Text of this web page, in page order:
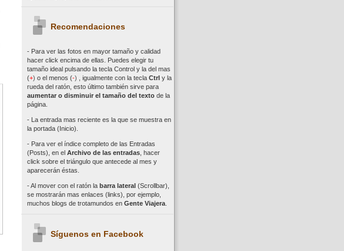
Recomendaciones
- Para ver las fotos en mayor tamaño y calidad
hacer click encima de ellas. Puedes elegir tu
tamaño ideal pulsando la tecla Controly la del mas
(+) o el menos (-) igualmente con la tecla Ctrl y la
rueda del ratón, esto último también sirve para
aumentar o disminuir el tamaño del textode la
página.
- La entrada mas reciente es la que se muestra en
la portada (Inicio).
- Para ver el índice completo de las Entradas
(Posts), en el Archivo de las entradas, hacer
click sobre el triángulo que antecede al mes y
aparecerán éstas.
- Al mover con el ratón la barra lateral(Scrollbar),
se mostrarán mas enlaces (links), por ejemplo,
muchos blogs de trotamundos en Gente Viajera.
Síguenos en Facebook